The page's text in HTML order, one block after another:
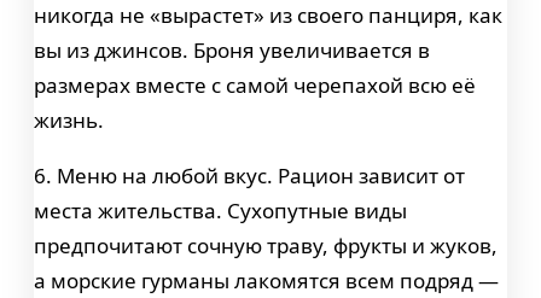
никогда не «вырастет» из своего панциря, как
вы из джинсов. Броня увеличивается в
размерах вместе с самой черепахой всю её
жизнь.
6. Меню на любой вкус. Рацион зависит от
места жительства. Сухопутные виды
предпочитают сочную траву, фрукты и жуков,
а морские гурманы лакомятся всем подряд —